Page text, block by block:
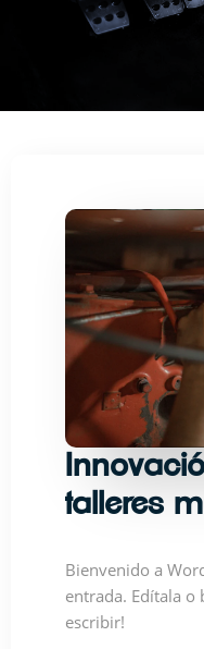
talleres
Bienvenido a
entrada. Edítala o
escribir!